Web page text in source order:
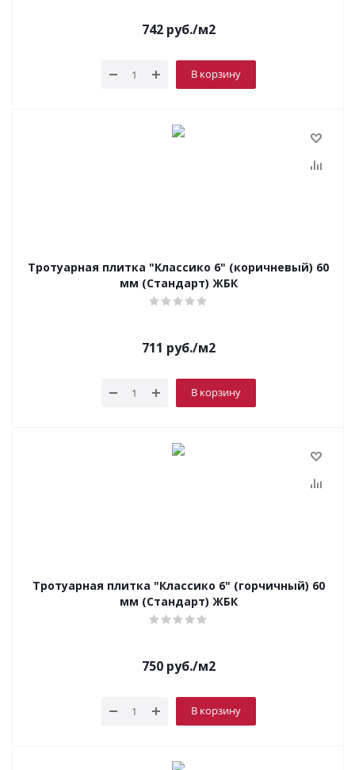
742 руб./м2
В корзину
Тротуарная плитка "Классико 6" (коричневый) 60
мм (Стандарт) ЖБК
711 руб./м2
В корзину
Тротуарная плитка "Классико 6" (горчичный) 60
мм (Стандарт) ЖБК
750 руб./м2
В корзину